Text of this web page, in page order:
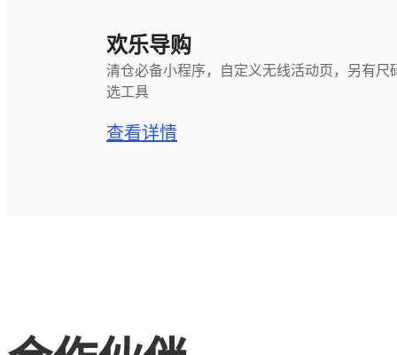
欢乐导购
清仓必备小程序，自定义无线活动页，另有尺
选工具
查看详情